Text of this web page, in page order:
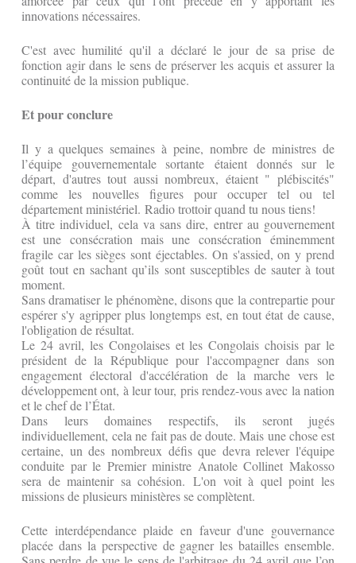
innovations nécessaires.
C'est avec humilité qu'il a déclaré le jour de sa prise de
fonction agir dans le sens de préserver les acquis et assurer la
continuité de la mission publique.
Et pour conclure
Il y a quelques semaines à peine, nombre de ministres de
l’équipe gouvernementale sortante étaient donnés sur le
départ, d'autres tout aussi nombreux, étaient " plébiscités"
comme les nouvelles figures pour occuper tel ou tel
département ministériel. Radio trottoir quand tu nous tiens!
À titre individuel, cela va sans dire, entrer au gouvernement
est une consécration mais une consécration éminemment
fragile car les sièges sont éjectables. On s'assied, on y prend
goût tout en sachant qu’ils sont susceptibles de sauter à tout
moment.
Sans dramatiser le phénomène, disons que la contrepartie pour
espérer s'y agripper plus longtemps est, en tout état de cause,
l'obligation de résultat.
Le 24 avril, les Congolaises et les Congolais choisis par le
président de la République pour l'accompagner dans son
engagement électoral d'accélération de la marche vers le
développement ont, à leur tour, pris rendez-vous avec la nation
et le chef de l’État.
Dans leurs domaines respectifs, ils seront jugés
individuellement, cela ne fait pas de doute. Mais une chose est
certaine, un des nombreux défis que devra relever l'équipe
conduite par le Premier ministre Anatole Collinet Makosso
sera de maintenir sa cohésion. L'on voit à quel point les
missions de plusieurs ministères se complètent.
Cette interdépendance plaide en faveur d'une gouvernance
placée dans la perspective de gagner les batailles ensemble.